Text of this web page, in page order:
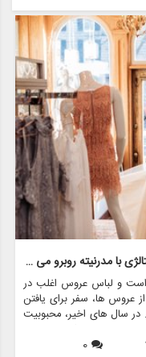
های عروسی افراد مشهور بر
این لباس های پر زرق و
ارائه شده توسط فروشگاه
طراحی لباس عروس با الهام از کلاسیک: نوستالژی با مدرنیته روبرو می شود
و لباس عروس اغلب در
عروس ها، سفر برای یافتن
سال های اخیر، محبوبیت
این مقاله جذابیت طراحی
0